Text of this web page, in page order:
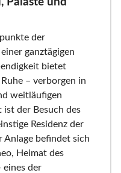
der
ganztägigen
bietet
– verborgen in
weitläufigen
ist der Besuch des
Residenz der
Anlage befindet sich
Heimat des
eines der